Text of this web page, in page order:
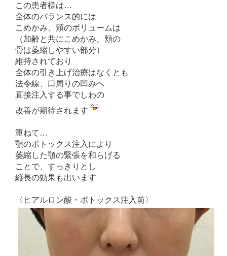
この患者様は…
全体のバランス的には
こめかみ、頬のボリュームは
（加齢と共にこめかみ、頬の
骨は萎縮しやすい部分）
維持されており
全体の引き上げ治療はなくとも
法令線、口周りの凹みへ
直接注入する事でしわの
改善が期待されます
重ねて…
顎のボトックス注入により
萎縮した顎の緊張を和らげる
ことで、すっきりとし
縦長の効果も出います
〈ヒアルロン酸・ボトックス注入前〉